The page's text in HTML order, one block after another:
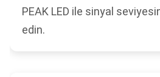
PEAK LED ile sinyal
edin.